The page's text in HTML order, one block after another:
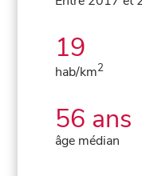
19
hab/km2
56 ans
âge médian